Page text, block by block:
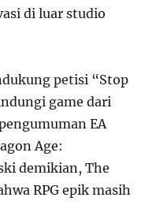
di luar studio
petisi “Stop
game dari
EA
Age:
demikian, The
RPG epik masih